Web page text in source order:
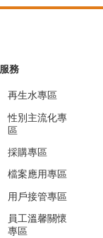
務
再生水專區
性別主流化專
區
採購專區
檔案應用專區
用戶接管專區
員工溫馨關懷
專區